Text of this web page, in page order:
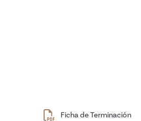
Ficha de Terminación